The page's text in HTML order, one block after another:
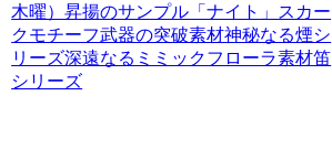
木曜）昇揚のサンプル「ナイト」スカー
クモチーフ武器の突破素材神秘なる煙シ
リーズ深遠なるミミックフローラ素材笛
シリーズ